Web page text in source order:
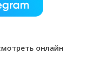
онлайн